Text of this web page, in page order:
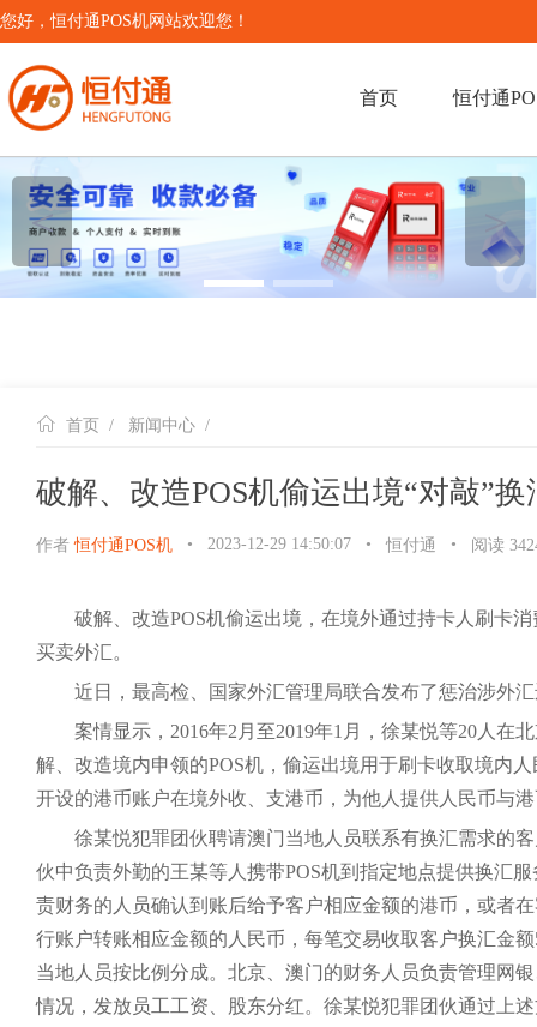
您好，恒付通POS机网站欢迎您！
首页 恒付通
＜ ＞
首页 / 新闻中心 /
破解、改造POS机偷运出境“对敲”
作者恒付通POS机 • 2023-12-29 14:50:07 • 恒付通 • 阅读
破解、改造POS机偷运出境，在境外通过持卡人刷卡
买卖外汇。
近日，最高检、国家外汇管理局联合发布了惩治涉外
案情显示，2016年2月至2019年1月，徐某悦等20人在
解、改造境内申领的POS机，偷运出境用于刷卡收取境内
开设的港币账户在境外收、支港币，为他人提供人民币与
徐某悦犯罪团伙聘请澳门当地人员联系有换汇需求的
伙中负责外勤的王某等人携带POS机到指定地点提供换汇
责财务的人员确认到账后给予客户相应金额的港币，或者
行账户转账相应金额的人民币，每笔交易收取客户换汇金
当地人员按比例分成。北京、澳门的财务人员负责管理网
情况，发放员工工资、股东分红。徐某悦犯罪团伙通过上